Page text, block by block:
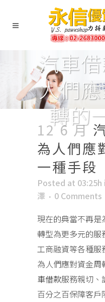
汽車
人們
轉的
12 6 月
為人們應
一種手段
Posted at 03:25h
澤
0 Comments
現在的典當不再是
轉型為更多元的服
工商融資等各種
為人們應對資金周
車借款服務親切、
百分之百保障客